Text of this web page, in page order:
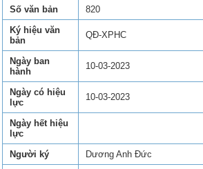
Số văn bản
820
Ký hiệu văn
bản
QĐ-XPHC
Ngày ban
hành
10-03-2023
Ngày có hiệu
lực
10-03-2023
Ngày hết hiệu
lực
Người ký
Dương Anh Đức